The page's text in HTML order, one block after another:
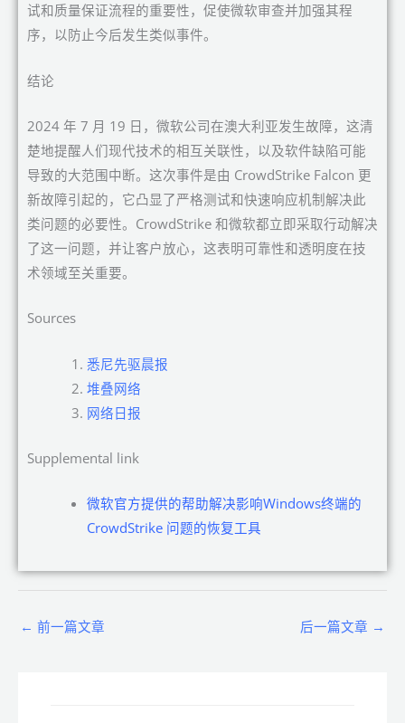
试和质量保证流程的重要性，促使微软审查并加强其程
序，以防止今后发生类似事件。
结论
2024 年 7 月 19 日，微软公司在澳大利亚发生故障，这清
楚地提醒人们现代技术的相互关联性，以及软件缺陷可能
导致的大范围中断。这次事件是由 CrowdStrike Falcon 更
新故障引起的，它凸显了严格测试和快速响应机制解决此
类问题的必要性。CrowdStrike 和微软都立即采取行动解决
了这一问题，并让客户放心，这表明可靠性和透明度在技
术领域至关重要。
Sources
悉尼先驱晨报
堆叠网络
网络日报
Supplemental link
微软官方提供的帮助解决影响Windows终端的
CrowdStrike 问题的恢复工具
← 前一篇文章 后一篇文章 →